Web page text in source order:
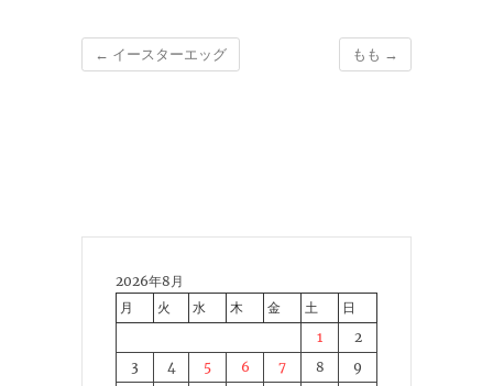
← イースターエッグ もも →
2026年8月
月
火 水 木 金 土
日
1
2
3
4 5 6 7 8
9